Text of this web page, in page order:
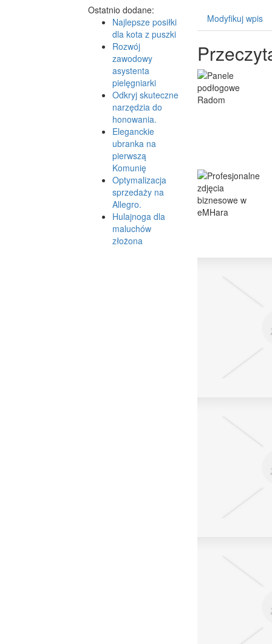
Ostatnio dodane:
Najlepsze posiłki
dla kota z puszki
Rozwój
zawodowy
asystenta
pielęgniarki
Odkryj skuteczne
narzędzia do
honowania.
Eleganckie
ubranka na
pierwszą
Komunię
Optymalizacja
sprzedaży na
Allegro.
Hulajnoga dla
maluchów
złożona
Modyfikuj wpis